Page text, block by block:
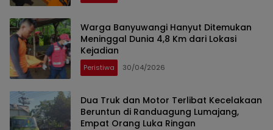
Warga Banyuwangi Hanyut Ditemukan
Meninggal Dunia 4,8 Km dari Lokasi
Kejadian
Peristiwa 30/04/2026
Dua Truk dan Motor Terlibat Kecelakaan
Beruntun di Randuagung Lumajang,
Empat Orang Luka Ringan